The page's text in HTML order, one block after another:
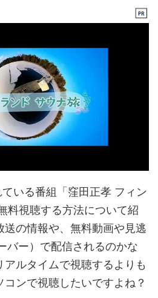
いる番組「窪田正孝 フィン
料視聴する方法について紹
の情報や、無料動画や見逃
バー）で配信されるのかな
アルタイムで視聴するよりも
ンで視聴したいですよね？